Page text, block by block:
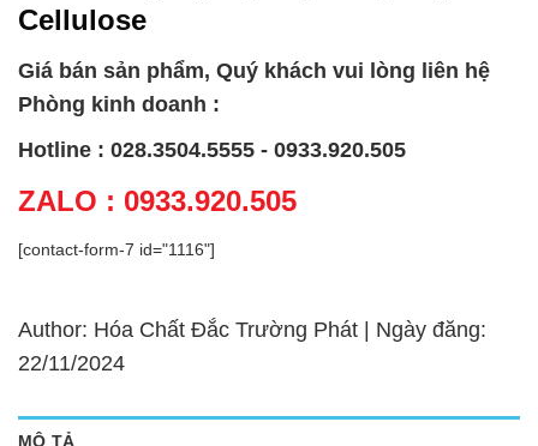
Cellulose
Giá bán sản phẩm, Quý khách vui lòng liên hệ
Phòng kinh doanh :
Hotline : 028.3504.5555 - 0933.920.505
ZALO : 0933.920.505
[contact-form-7 id="1116"]
Author: Hóa Chất Đắc Trường Phát | Ngày đăng:
22/11/2024
MÔ TẢ